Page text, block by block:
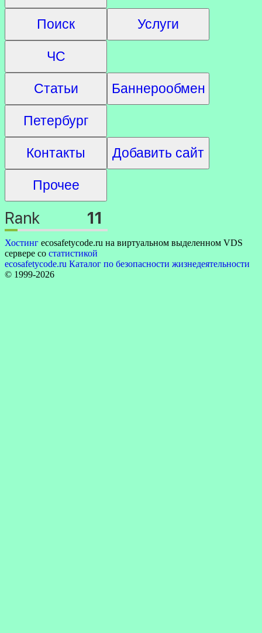
Поиск Услуги
ЧС
Статьи Баннерообмен
Петербург
Контакты Добавить сайт
Прочее
Хостинг ecosafetycode.ru на виртуальном выделенном VDS
сервере со статистикой
ecosafetycode.ru Каталог по безопасности жизнедеятельности
© 1999-2026